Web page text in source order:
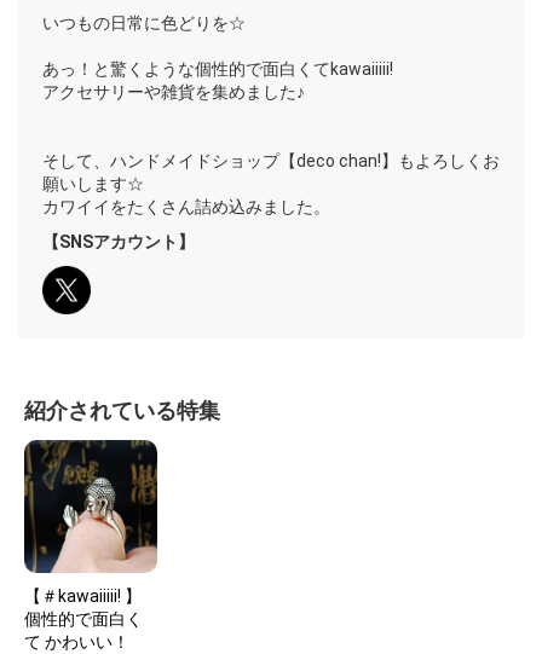
いつもの日常に色どりを☆
あっ！と驚くような個性的で面白くてkawaiiiii!
アクセサリーや雑貨を集めました♪
そして、ハンドメイドショップ【deco chan!】もよろしくお
願いします☆
カワイイをたくさん詰め込みました。
【SNSアカウント】
紹介されている特集
【＃kawaiiiii! 】
個性的で面白く
て かわいい！